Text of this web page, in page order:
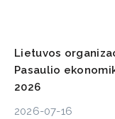
Lietuvos
Pasaulio
2026
2026-07-16